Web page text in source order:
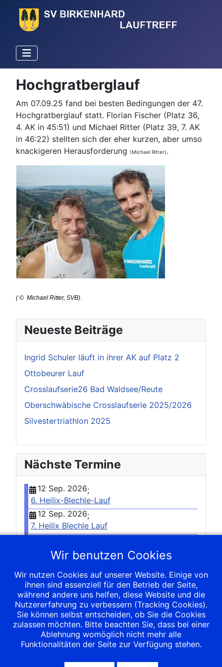
Hochgratberglauf
Am 07.09.25 fand bei besten Bedingungen der 47.
Hochgratberglauf statt. Florian Fischer (Platz 36,
4. AK in 45:51) und Michael Ritter (Platz 39, 7. AK
in 46:22) stellten sich der eher kurzen, aber umso
knackigeren Herausforderung (Michael Ritter).
( © Michael Ritter, SVB).
Neueste Beiträge
Ingrid Schuler läuft in ihrer AK auf Platz 2
Ottobeurer Lauf
Crosslaufserie26 Bad Waldsee/Reute
Oberschwäbische Crosslaufserie 2025/2026
Silvestertriathlon 2025
Nächste Termine
12 Sep. 2026;
6. Heilix-Blechle-Lauf
12 Sep. 2026;
7. Heilix Blechle Lauf
Herbstwaldlauf Burrenwald
5. Biberacher Genießer-Lauf
24 Okt. 2026;
Herbstlauf von Warthausen nach
Sulmetingen
Ganzen Kalender ansehen
Wir benutzen Cookies
Wir nutzen Cookies auf unserer Website. Einige von
ihnen sind essenziell für den Betrieb der Seite,
während andere uns helfen, diese Website und die
Nutzererfahrung zu verbessern (Tracking Cookies).
Sie können selbst entscheiden, ob Sie die Cookies
zulassen möchten. Bitte beachten Sie, dass bei einer
Ablehnung womöglich nicht mehr alle
Funktionalitäten der Seite zur Verfügung stehen.